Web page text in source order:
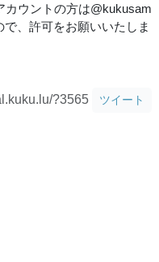
カウントの方は@kukusam
、許可をお願いいたしま
?3565 ツイート